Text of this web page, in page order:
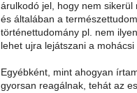
árulkodó jel, hogy nem
és általában a
történettudomány pl. nem
lehet ujra lejátszani a mohácsi
Egyébként, mint ahogyan
gyorsan reagálnak, tehát az